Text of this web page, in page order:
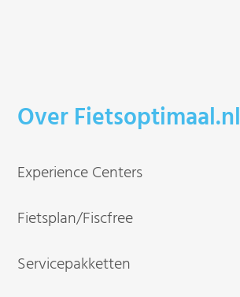
Over Fietsoptimaal.nl
Experience Centers
Fietsplan/Fiscfree
Servicepakketten